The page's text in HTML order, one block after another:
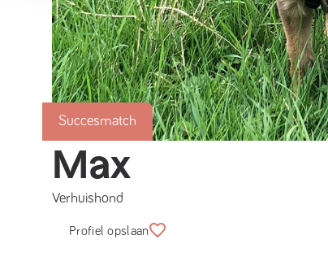
Succesmatch
Max
Verhuishond
Profiel opslaan